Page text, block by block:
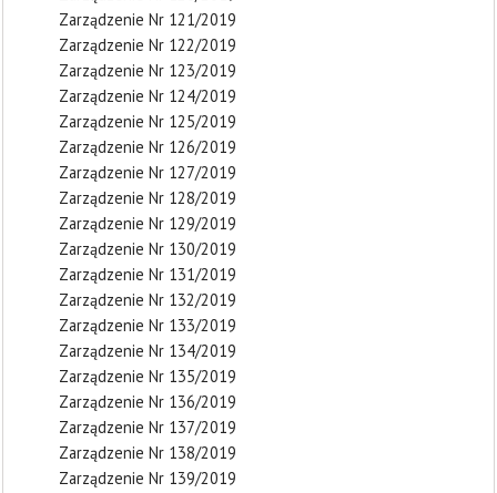
Zarządzenie Nr 121/2019
Zarządzenie Nr 122/2019
Zarządzenie Nr 123/2019
Zarządzenie Nr 124/2019
Zarządzenie Nr 125/2019
Zarządzenie Nr 126/2019
Zarządzenie Nr 127/2019
Zarządzenie Nr 128/2019
Zarządzenie Nr 129/2019
Zarządzenie Nr 130/2019
Zarządzenie Nr 131/2019
Zarządzenie Nr 132/2019
Zarządzenie Nr 133/2019
Zarządzenie Nr 134/2019
Zarządzenie Nr 135/2019
Zarządzenie Nr 136/2019
Zarządzenie Nr 137/2019
Zarządzenie Nr 138/2019
Zarządzenie Nr 139/2019